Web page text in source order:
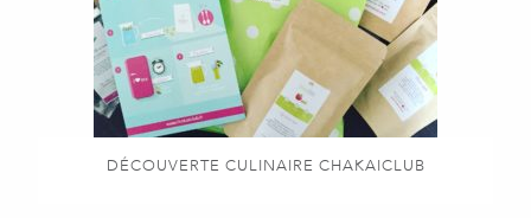
DÉCOUVERTE CULINAIRE CHAKAICLUB